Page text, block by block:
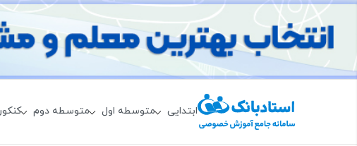
ابتدایی متوسطه اول متوسطه دوم کنکور